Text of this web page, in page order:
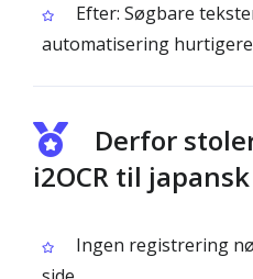
Efter: Søgbare
automatisering hurtigere
Derfor
i2OCR til japansk
Ingen registrering